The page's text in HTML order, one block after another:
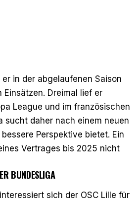
er in der abgelaufenen Saison
Einsätzen. Dreimal lief er
League und im französischen
sucht daher nach einem neuen
Perspektive bietet. Ein
Vertrages bis 2025 nicht
BUNDESLIGA
sich der OSC Lille für